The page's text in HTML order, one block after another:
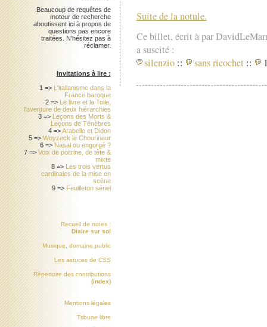
Suite de la notule.
Ce billet, écrit à par
a suscité :
silenzio :: sans ricochet ::
Beaucoup de requêtes de
moteur de recherche
aboutissent ici à propos de
questions pas encore
traitées. N'hésitez pas à
réclamer.
Invitations à lire :
1 => L'italianisme dans la
France baroque
2 => Le livre et la Toile,
l'aventure de deux hiérarchies
3 => Leçons des Morts &
Leçons de Ténèbres
4 =>Arabelle et Didon
5 =>Woyzeck le Chourineur
6 => Nasal ou engorgé ?
7 =>Voix de poitrine, de tête &
mixte
8 => Les trois vertus
cardinales de la mise en
scène
9 => Feuilleton sériel
Recueil de notes :
Diaire sur sol
Musique, domaine public
Les astuces de CSS
Répertoire des contributions
(index)
Mentions légales
Tribune libre